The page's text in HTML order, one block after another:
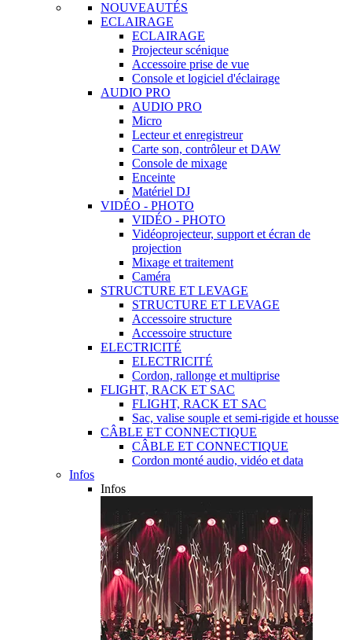
NOUVEAUTÉS
ECLAIRAGE
ECLAIRAGE
Projecteur scénique
Accessoire prise de vue
Console et logiciel d'éclairage
AUDIO PRO
AUDIO PRO
Micro
Lecteur et enregistreur
Carte son, contrôleur et DAW
Console de mixage
Enceinte
Matériel DJ
VIDÉO - PHOTO
VIDÉO - PHOTO
Vidéoprojecteur, support et écran de
projection
Mixage et traitement
Caméra
STRUCTURE ET LEVAGE
STRUCTURE ET LEVAGE
Accessoire structure
Accessoire structure
ELECTRICITÉ
ELECTRICITÉ
Cordon, rallonge et multiprise
FLIGHT, RACK ET SAC
FLIGHT, RACK ET SAC
Sac, valise souple et semi-rigide et housse
CÂBLE ET CONNECTIQUE
CÂBLE ET CONNECTIQUE
Cordon monté audio, vidéo et data
Infos
Infos